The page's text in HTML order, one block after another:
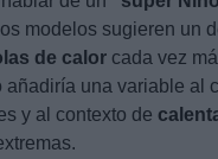
modelos sugieren un
de calor cada vez
una variable al
y al contexto de